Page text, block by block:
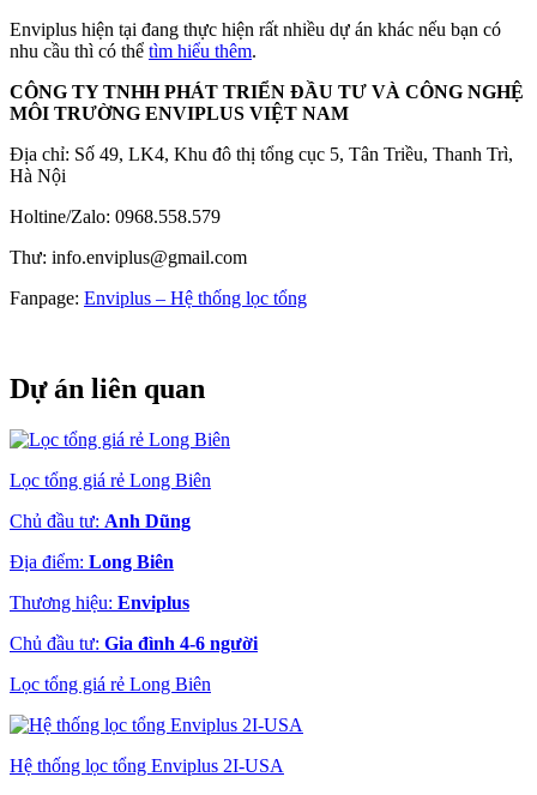
Enviplus hiện tại đang thực hiện rất nhiều dự án khác nếu bạn có
nhu cầu thì có thể tìm hiểu thêm.
CÔNG TY TNHH PHÁT TRIỂN ĐẦU TƯ VÀ CÔNG NGHỆ
MÔI TRƯỜNG ENVIPLUS VIỆT NAM
Địa chỉ: Số 49, LK4, Khu đô thị tổng cục 5, Tân Triều, Thanh Trì,
Hà Nội
Holtine/Zalo: 0968.558.579
Thư: info.enviplus@gmail.com
Fanpage: Enviplus – Hệ thống lọc tổng
Dự án liên quan
Lọc tổng giá rẻ Long Biên
Chủ đầu tư: Anh Dũng
Địa điểm: Long Biên
Thương hiệu: Enviplus
Chủ đầu tư: Gia đình 4-6 người
Lọc tổng giá rẻ Long Biên
Hệ thống lọc tổng Enviplus 2I-USA